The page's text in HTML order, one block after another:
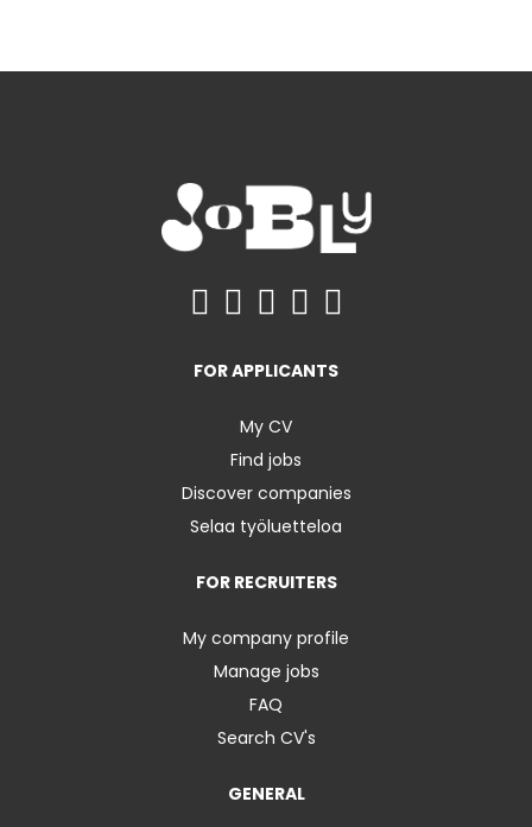
FOR APPLICANTS
My CV
Find jobs
Discover companies
Selaa työluetteloa
FOR RECRUITERS
My company profile
Manage jobs
FAQ
Search CV's
GENERAL